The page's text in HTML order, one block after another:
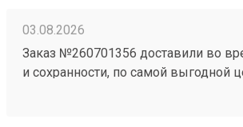
03.08.2026
Заказ №260701356 доставили во
и сохранности, по самой выгодной